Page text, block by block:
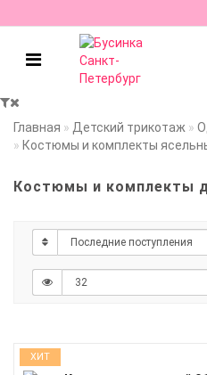
Главная Детский трикотаж
Костюмы и комплекты
Костюмы и комплекты
ХИТ